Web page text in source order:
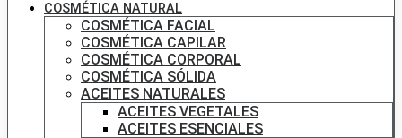
COSMÉTICA NATURAL
COSMÉTICA FACIAL
COSMÉTICA CAPILAR
COSMÉTICA CORPORAL
COSMÉTICA SÓLIDA
ACEITES NATURALES
ACEITES VEGETALES
ACEITES ESENCIALES